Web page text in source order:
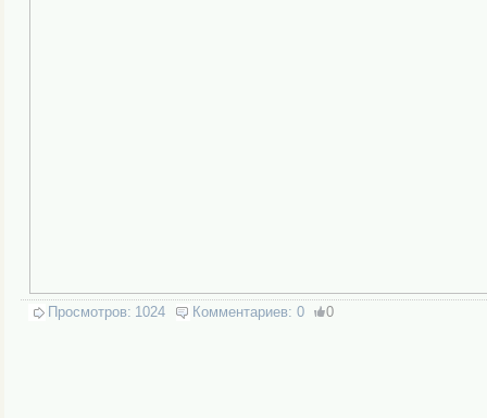
Просмотров: 1024 Комментариев: 0 0